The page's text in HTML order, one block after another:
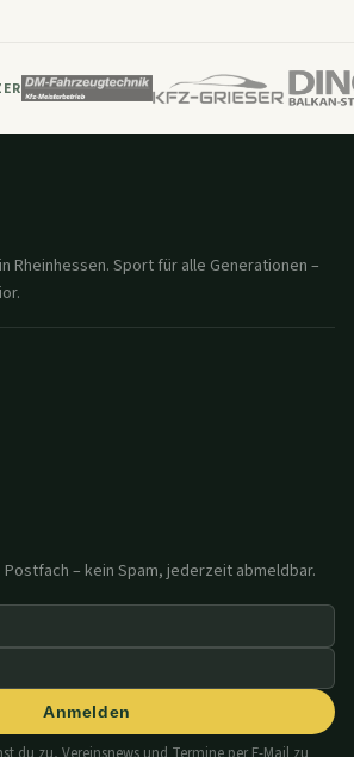
Rheinhessen. Sport für alle Generationen –
– kein Spam, jederzeit abmeldbar.
Anmelden